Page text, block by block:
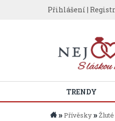
Přihlášení |
TRENDY
»Přívěsky»